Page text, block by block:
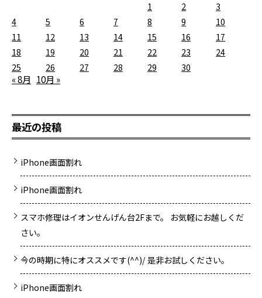
1
2
3
4
5 6 7 8 9
10
11
12 13 14 15 16
17
18
19 20 21 22 23
24
25
26 27 28 29 30
« 8月 10月 »
最近の投稿
iPhone画面割れ
iPhone画面割れ
スマホ修理はイオンせんげん台2Fまで。 お気軽にお越しくだ
さい。
今の時期に特にオススメです(^^)/ 是非お試しください。
iPhone画面割れ